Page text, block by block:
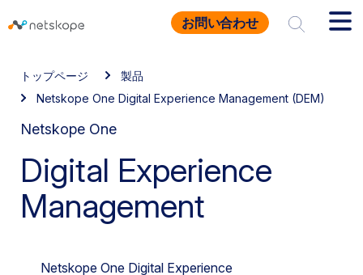
お問い合わせ
トップページ
製品
Netskope One Digital Experience Management (DEM)
Netskope One
Digital Experience
Management
Netskope One Digital Experience